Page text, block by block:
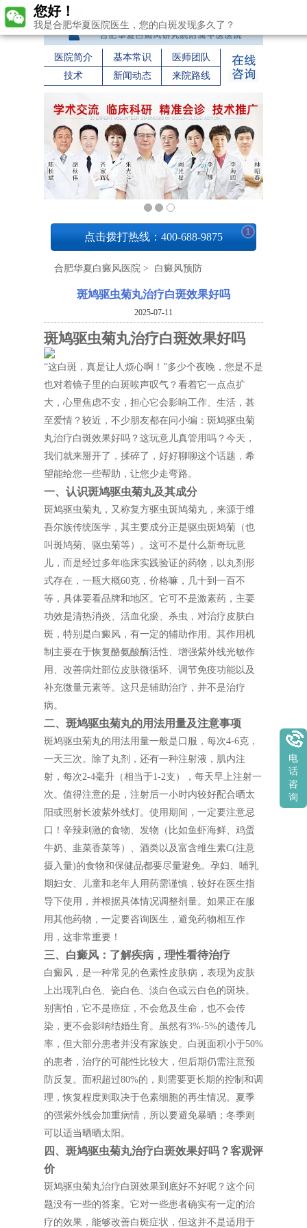
医院简介 基本常识
医师团队
技术
新闻动态 来院路线
点击拨打热线：400-688-9875 1
合肥华夏白癜风医院 > 白癜风预防
斑鸠驱虫菊丸治疗白斑效果好吗
2025-07-11
斑鸠驱虫菊丸治疗白斑效果好吗
“这白斑，真是让人烦心啊！”多少个夜晚，您是不是
也对着镜子里的白斑唉声叹气？看着它一点点扩
大，心里焦虑不安，担心它会影响工作、生活，甚
至爱情？较近，不少朋友都在问小编：斑鸠驱虫菊
丸治疗白斑效果好吗？这玩意儿真管用吗？今天，
我们就来掰开了，揉碎了，好好聊聊这个话题，希
望能给您一些帮助，让您少走弯路。
一、认识斑鸠驱虫菊丸及其成分
斑鸠驱虫菊丸，又称复方驱虫斑鸠菊丸，来源于维
吾尔族传统医学，其主要成分正是驱虫斑鸠菊（也
叫斑鸠菊、驱虫菊等）。这可不是什么新奇玩意
儿，而是经过多年临床实践验证的药物，以丸剂形
式存在，一瓶大概60克，价格嘛，几十到一百不
等，具体要看品牌和地区。它可不是激素药，主要
功效是清热消炎、活血化瘀、杀虫，对治疗皮肤白
斑，特别是白癜风，有一定的辅助作用。其作用机
制主要在于恢复酪氨酸酶活性、增强紫外线光敏作
用、改善病灶部位皮肤微循环、调节免疫功能以及
补充微量元素等。这只是辅助治疗，并不是治疗
病。
二、斑鸠驱虫菊丸的用法用量及注意事项
斑鸠驱虫菊丸的用法用量一般是口服，每次4-6克，
一天三次。除了丸剂，还有一种注射液，肌内注
射，每次2-4毫升（相当于1-2支），每天早上注射一
次。值得注意的是，注射后一小时内较好配合晒太
阳或照射长波紫外线灯。使用期间，一定要注意忌
口！辛辣刺激的食物、发物（比如鱼虾海鲜、鸡蛋
牛奶、韭菜香菜等）、酒类以及富含维生素C(注意
摄入量)的食物和保健品都要尽量避免。孕妇、哺乳
期妇女、儿童和老年人用药需谨慎，较好在医生指
导下使用，并根据具体情况调整剂量。如果正在服
用其他药物，一定要咨询医生，避免药物相互作
用，这非常重要！
三、白癜风：了解疾病，理性看待治疗
白癜风，是一种常见的色素性皮肤病，表现为皮肤
上出现乳白色、瓷白色、淡白色或云白色的斑块。
别害怕，它不是癌症，不会危及生命，也不会传
染，更不会影响结婚生育。虽然有3%-5%的遗传几
率，但大部分患者并没有家族史。白斑面积小于50%
的患者，治疗的可能性比较大，但后期仍需注意预
防反复。面积超过80%的，则需要更长期的控制和调
理，恢复程度则取决于色素细胞的再生情况。夏季
的强紫外线会加重病情，所以要避免暴晒；冬季则
可以适当晒晒太阳。
四、斑鸠驱虫菊丸治疗白斑效果好吗？客观评
价
斑鸠驱虫菊丸治疗白斑效果到底好不好呢？这个问
题没有一些的答案。它对一些患者确实有一定的治
疗的效果，能够改善白斑症状，但这并不是适用于
您好！
我是合肥华夏医院医生，您的白斑发现多久了？
电
话
咨
询